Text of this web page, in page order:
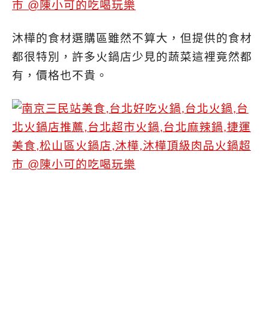
沐樺的食材選購區雖然不算大，但提供的食材
都很特別，許多火鍋店少見的蔬菜這裡竟然都
有，價格也不貴。